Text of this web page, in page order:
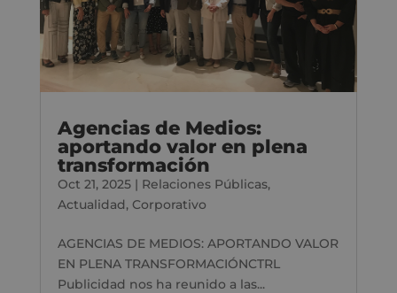
Agencias de Medios:
aportando valor en plena
transformación
Oct 21, 2025| Relaciones Públicas,
Actualidad, Corporativo
AGENCIAS DE MEDIOS: APORTANDO VALOR
EN PLENA TRANSFORMACIÓNCTRL
Publicidad nos ha reunido a las...